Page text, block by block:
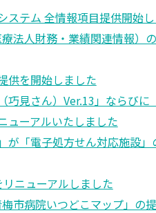
ステム 全情報項目提供開始
法人財務・業績関連情報）
供を開始しました
巧見さん）Ver.13」ならび
ューアルいたしました
が「電子処方せん対応施設
ニューアルしました
市病院いつどこマップ」の